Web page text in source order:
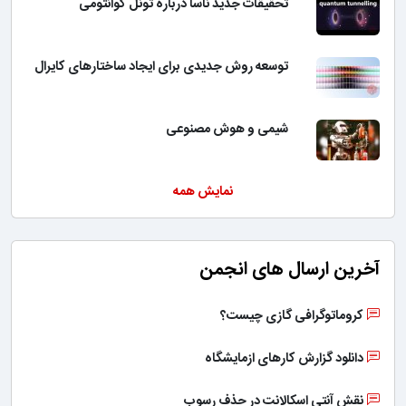
تحقیقات جدید ناسا درباره تونل کوانتومی
توسعه روش جدیدی برای ایجاد ساختارهای کایرال
شیمی و هوش مصنوعی
نمایش همه
آخرین ارسال های انجمن
کروماتوگرافی گازی چیست؟
دانلود گزارش کارهای ازمایشگاه
نقش آنتی اسکالانت در حذف رسوب